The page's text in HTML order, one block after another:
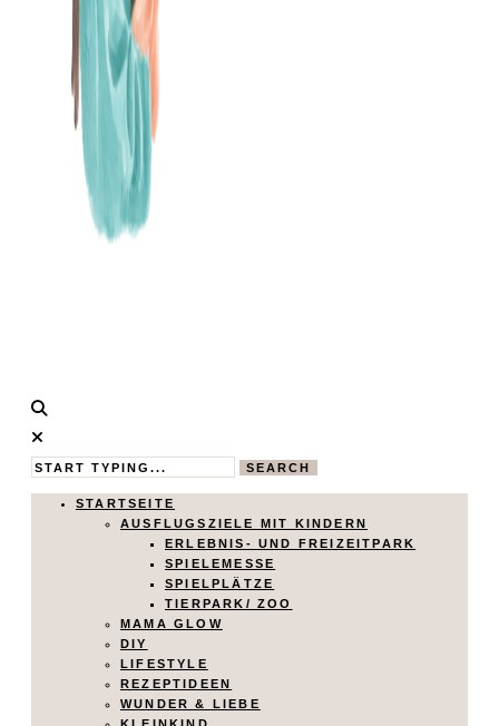
Calistas
Traum
MAMABLOG
SEARCH
STARTSEITE
AUSFLUGSZIELE MIT KINDERN
ERLEBNIS- UND FREIZEITPARK
SPIELEMESSE
SPIELPLÄTZE
TIERPARK/ ZOO
MAMA GLOW
DIY
LIFESTYLE
REZEPTIDEEN
WUNDER & LIEBE
KLEINKIND